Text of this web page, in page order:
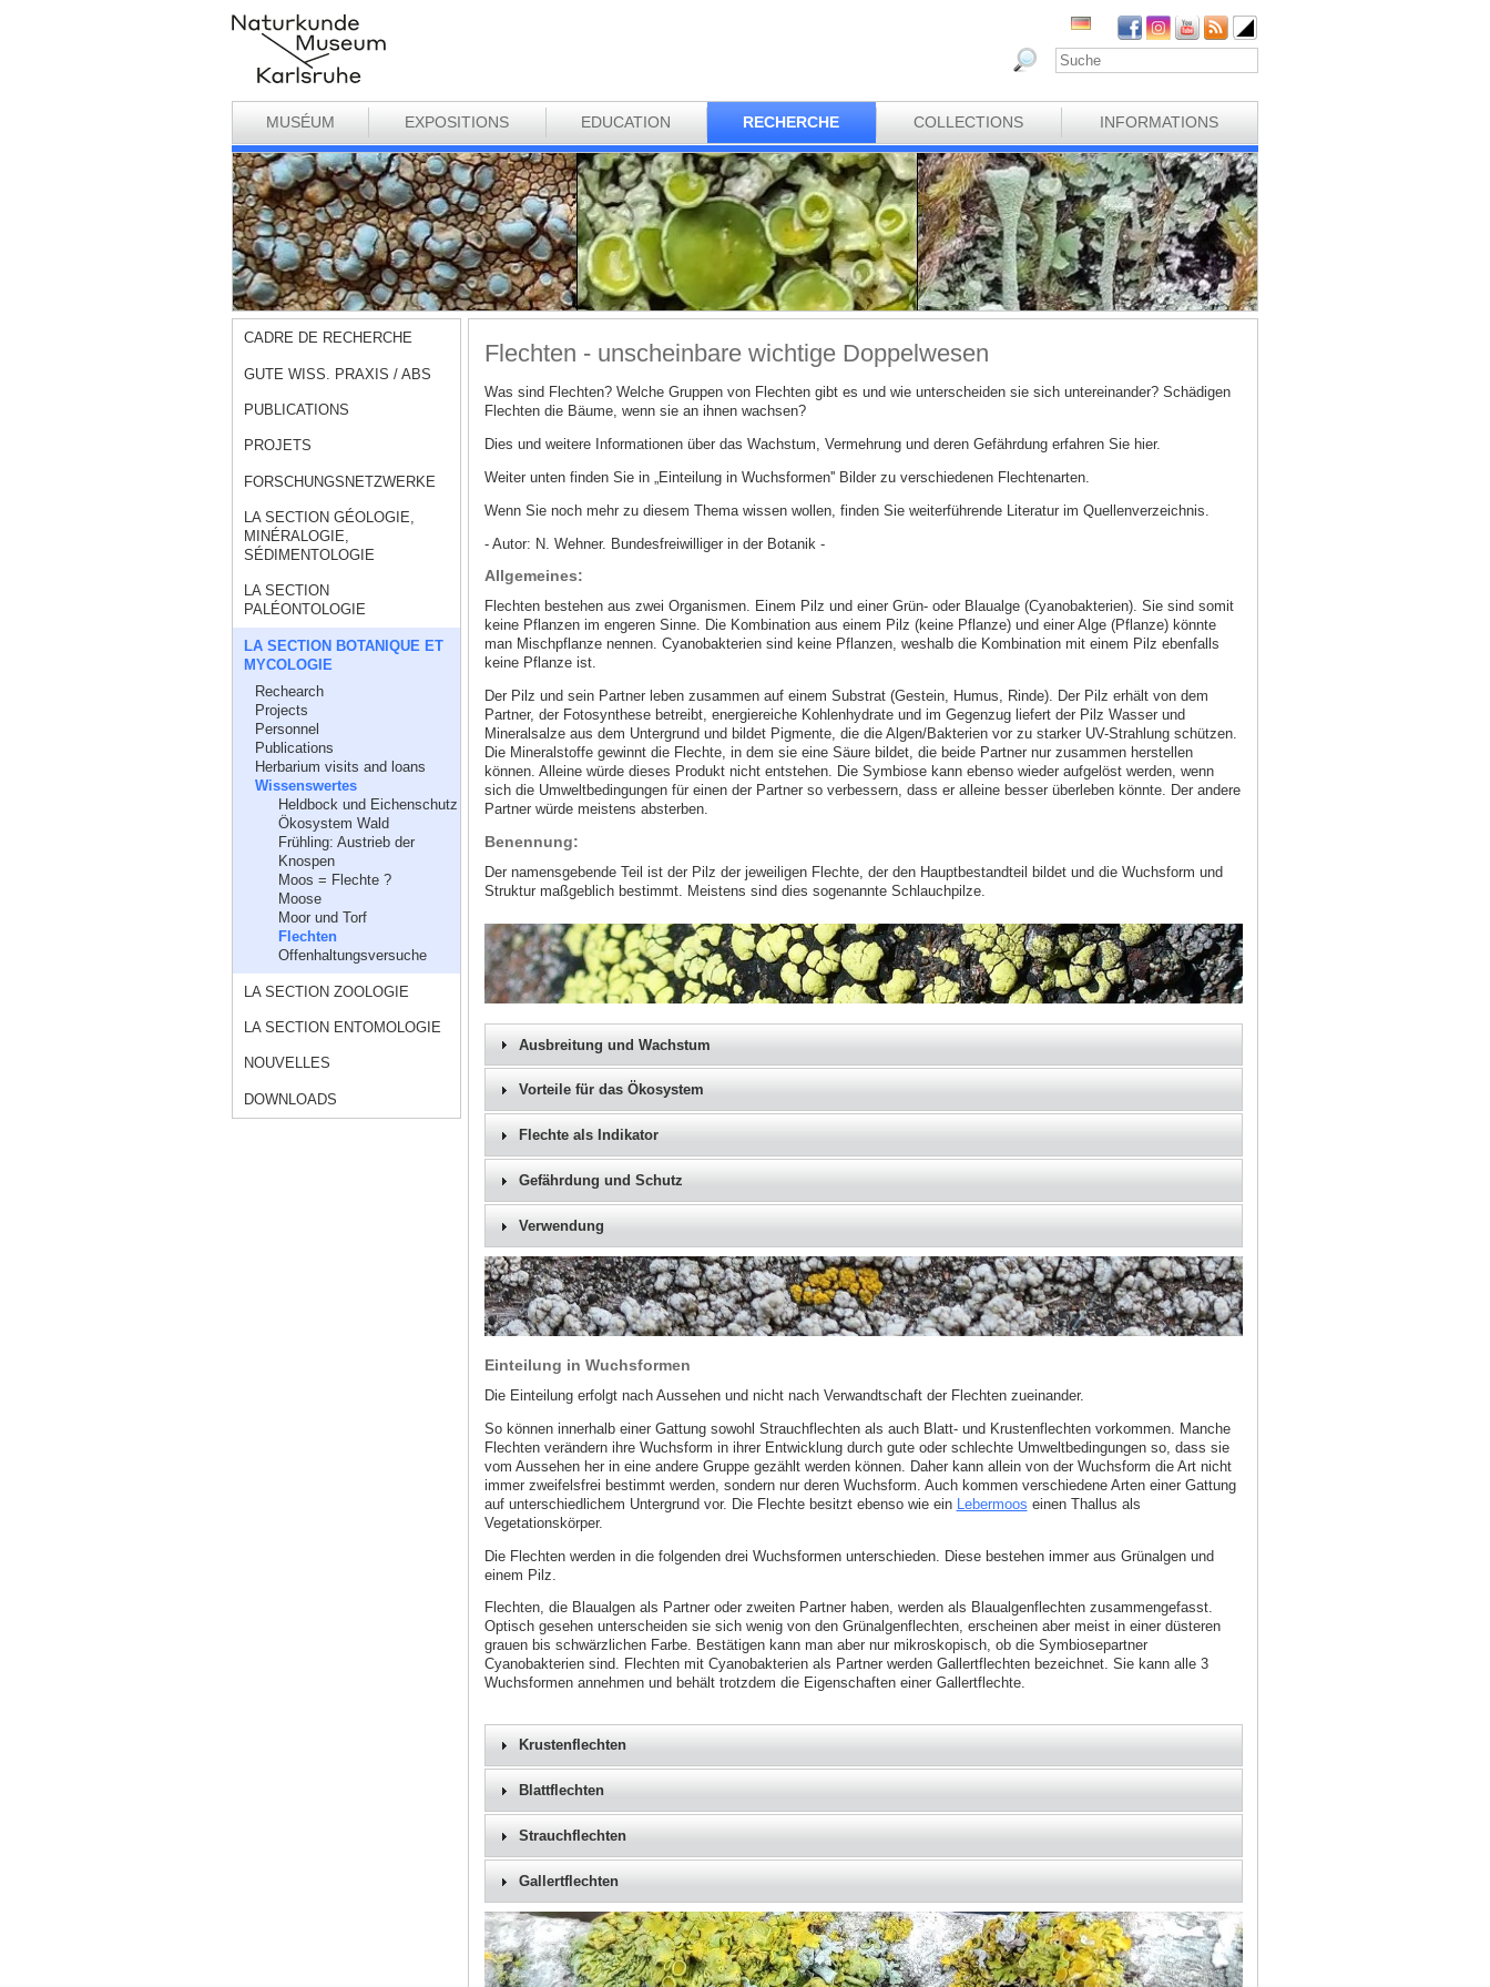
MUSÉUM EXPOSITIONS EDUCATION RECHERCHE COLLECTIONS INFORMATIONS
CADRE DE RECHERCHE
GUTE WISS. PRAXIS / ABS
PUBLICATIONS
PROJETS
FORSCHUNGSNETZWERKE
LA SECTION GÉOLOGIE,
MINÉRALOGIE,
SÉDIMENTOLOGIE
LA SECTION
PALÉONTOLOGIE
LA SECTION BOTANIQUE ET
MYCOLOGIE
Rechearch
Projects
Personnel
Publications
Herbarium visits and loans
Wissenswertes
Heldbock und Eichenschutz
Ökosystem Wald
Frühling: Austrieb der
Knospen
Moos = Flechte ?
Moose
Moor und Torf
Flechten
Offenhaltungsversuche
LA SECTION ZOOLOGIE
LA SECTION ENTOMOLOGIE
NOUVELLES
DOWNLOADS
Flechten - unscheinbare wichtige Doppelwesen
Was sind Flechten? Welche Gruppen von Flechten gibt es und wie unterscheiden sie sich untereinander? Schädigen
Flechten die Bäume, wenn sie an ihnen wachsen?
Dies und weitere Informationen über das Wachstum, Vermehrung und deren Gefährdung erfahren Sie hier.
Weiter unten finden Sie in „Einteilung in Wuchsformen'' Bilder zu verschiedenen Flechtenarten.
Wenn Sie noch mehr zu diesem Thema wissen wollen, finden Sie weiterführende Literatur im Quellenverzeichnis.
- Autor: N. Wehner. Bundesfreiwilliger in der Botanik -
Allgemeines:
Flechten bestehen aus zwei Organismen. Einem Pilz und einer Grün- oder Blaualge (Cyanobakterien). Sie sind somit
keine Pflanzen im engeren Sinne. Die Kombination aus einem Pilz (keine Pflanze) und einer Alge (Pflanze) könnte
man Mischpflanze nennen. Cyanobakterien sind keine Pflanzen, weshalb die Kombination mit einem Pilz ebenfalls
keine Pflanze ist.
Der Pilz und sein Partner leben zusammen auf einem Substrat (Gestein, Humus, Rinde). Der Pilz erhält von dem
Partner, der Fotosynthese betreibt, energiereiche Kohlenhydrate und im Gegenzug liefert der Pilz Wasser und
Mineralsalze aus dem Untergrund und bildet Pigmente, die die Algen/Bakterien vor zu starker UV-Strahlung schützen.
Die Mineralstoffe gewinnt die Flechte, in dem sie eine Säure bildet, die beide Partner nur zusammen herstellen
können. Alleine würde dieses Produkt nicht entstehen. Die Symbiose kann ebenso wieder aufgelöst werden, wenn
sich die Umweltbedingungen für einen der Partner so verbessern, dass er alleine besser überleben könnte. Der andere
Partner würde meistens absterben.
Benennung:
Der namensgebende Teil ist der Pilz der jeweiligen Flechte, der den Hauptbestandteil bildet und die Wuchsform und
Struktur maßgeblich bestimmt. Meistens sind dies sogenannte Schlauchpilze.
Ausbreitung und Wachstum
Vorteile für das Ökosystem
Flechte als Indikator
Gefährdung und Schutz
Verwendung
Einteilung in Wuchsformen
Die Einteilung erfolgt nach Aussehen und nicht nach Verwandtschaft der Flechten zueinander.
So können innerhalb einer Gattung sowohl Strauchflechten als auch Blatt- und Krustenflechten vorkommen. Manche
Flechten verändern ihre Wuchsform in ihrer Entwicklung durch gute oder schlechte Umweltbedingungen so, dass sie
vom Aussehen her in eine andere Gruppe gezählt werden können. Daher kann allein von der Wuchsform die Art nicht
immer zweifelsfrei bestimmt werden, sondern nur deren Wuchsform. Auch kommen verschiedene Arten einer Gattung
auf unterschiedlichem Untergrund vor. Die Flechte besitzt ebenso wie ein Lebermoos einen Thallus als
Vegetationskörper.
Die Flechten werden in die folgenden drei Wuchsformen unterschieden. Diese bestehen immer aus Grünalgen und
einem Pilz.
Flechten, die Blaualgen als Partner oder zweiten Partner haben, werden als Blaualgenflechten zusammengefasst.
Optisch gesehen unterscheiden sie sich wenig von den Grünalgenflechten, erscheinen aber meist in einer düsteren
grauen bis schwärzlichen Farbe. Bestätigen kann man aber nur mikroskopisch, ob die Symbiosepartner
Cyanobakterien sind. Flechten mit Cyanobakterien als Partner werden Gallertflechten bezeichnet. Sie kann alle 3
Wuchsformen annehmen und behält trotzdem die Eigenschaften einer Gallertflechte.
Krustenflechten
Blattflechten
Strauchflechten
Gallertflechten